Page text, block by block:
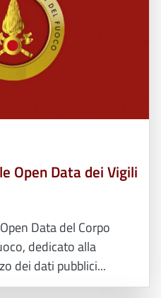
Open Data dei Vigili
Data del Corpo
dedicato alla
dei dati pubblici...